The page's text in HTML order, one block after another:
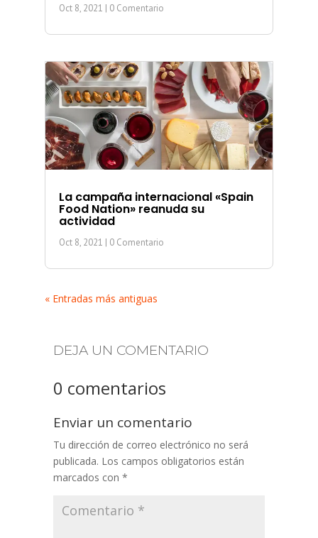
Oct 8, 2021 | 0 Comentario
La campaña internacional «Spain
Food Nation» reanuda su
actividad
Oct 8, 2021 | 0 Comentario
« Entradas más antiguas
DEJA UN COMENTARIO
0 comentarios
Enviar un comentario
Tu dirección de correo electrónico no será
publicada. Los campos obligatorios están
marcados con *